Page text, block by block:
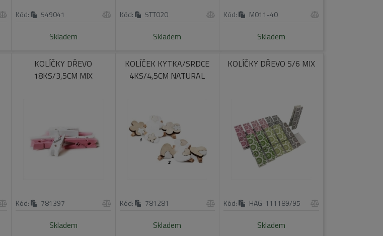
Kód: 549041
Skladem
Kód: 5TT020
Skladem
Kód: M011-40
Skladem
KOLÍČKY DŘEVO
18KS/3,5CM MIX
Kód: 781397
Skladem
KOLÍČEK KYTKA/SRDCE
4KS/4,5CM NATURAL
Kód: 781281
Skladem
KOLÍČKY DŘEVO S/6 MIX
Kód: HAG-111189/95
Skladem